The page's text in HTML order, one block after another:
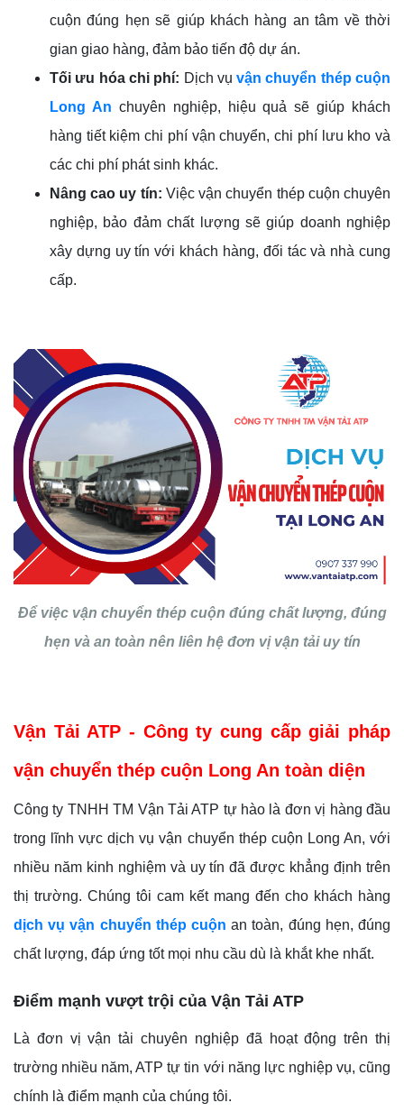
cuộn đúng hẹn sẽ giúp khách hàng an tâm về thời
gian giao hàng, đảm bảo tiến độ dự án.
Tối ưu hóa chi phí: Dịch vụvận chuyển thép cuộn
Long An chuyên nghiệp, hiệu quả sẽ giúp khách
hàng tiết kiệm chi phí vận chuyển, chi phí lưu kho và
các chi phí phát sinh khác.
Nâng cao uy tín: Việc vận chuyển thép cuộn chuyên
nghiệp, bảo đảm chất lượng sẽ giúp doanh nghiệp
xây dựng uy tín với khách hàng, đối tác và nhà cung
cấp.
Để việc vận chuyển thép cuộn đúng chất lượng, đúng
hẹn và an toàn nên liên hệ đơn vị vận tải uy tín
Vận Tải ATP - Công ty cung cấp giải pháp
vận chuyển thép cuộn Long An toàn diện
Công ty TNHH TM Vận Tải ATP tự hào là đơn vị hàng đầu
trong lĩnh vực dịch vụ vận chuyển thép cuộn Long An, với
nhiều năm kinh nghiệm và uy tín đã được khẳng định trên
thị trường. Chúng tôi cam kết mang đến cho khách hàng
dịch vụ vận chuyển thép cuộn an toàn, đúng hẹn, đúng
chất lượng, đáp ứng tốt mọi nhu cầu dù là khắt khe nhất.
Điểm mạnh vượt trội của Vận Tải ATP
Là đơn vị vận tải chuyên nghiệp đã hoạt động trên thị
trường nhiều năm, ATP tự tin với năng lực nghiệp vụ, cũng
chính là điểm mạnh của chúng tôi.